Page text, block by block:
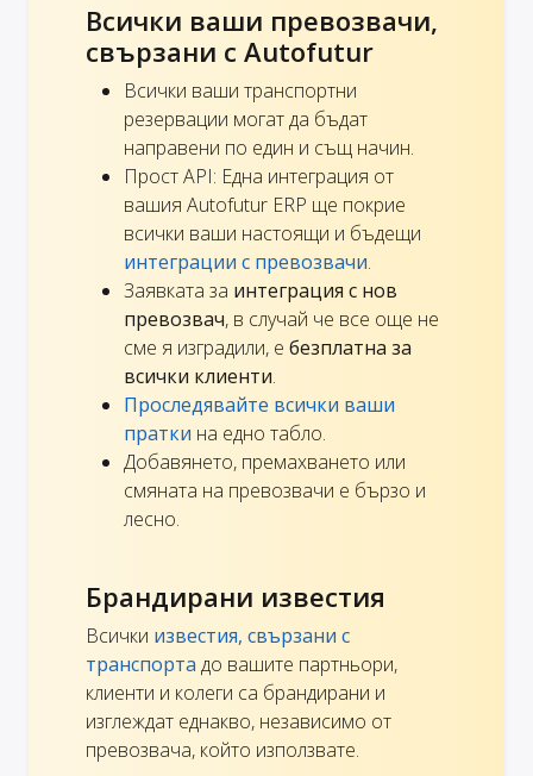
Всички ваши превозвачи,
свързани с Autofutur
Всички ваши транспортни
резервации могат да бъдат
направени по един и същ начин.
Прост API: Една интеграция от
вашия Autofutur ERP ще покрие
всички ваши настоящи и бъдещи
интеграции с превозвачи.
Заявката за интеграция с нов
превозвач, в случай че все още не
сме я изградили, е безплатна за
всички клиенти.
Проследявайте всички ваши
пратки на едно табло.
Добавянето, премахването или
смяната на превозвачи е бързо и
лесно.
Брандирани известия
Всички известия, свързани с
транспорта до вашите партньори,
клиенти и колеги са брандирани и
изглеждат еднакво, независимо от
превозвача, който използвате.